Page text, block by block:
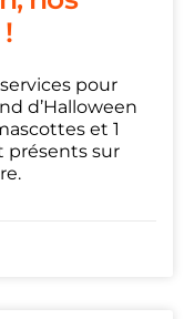
pour
d’Halloween
et 1
présents sur